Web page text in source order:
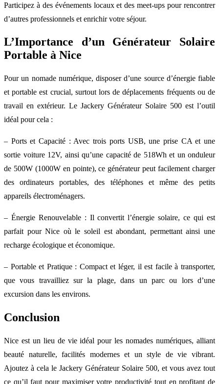
Participez à des événements locaux et des meet-ups pour rencontrer
d’autres professionnels et enrichir votre séjour.
L’Importance d’un Générateur Solaire
Portable à Nice
Pour un nomade numérique, disposer d’une source d’énergie fiable
et portable est crucial, surtout lors de déplacements fréquents ou de
travail en extérieur. Le Jackery Générateur Solaire 500 est l’outil
idéal pour cela :
– Ports et Capacité : Avec trois ports USB, une prise CA et une
sortie voiture 12V, ainsi qu’une capacité de 518Wh et un onduleur
de 500W (1000W en pointe), ce générateur peut facilement charger
des ordinateurs portables, des téléphones et même des petits
appareils électroménagers.
– Énergie Renouvelable : Il convertit l’énergie solaire, ce qui est
parfait pour Nice où le soleil est abondant, permettant ainsi une
recharge écologique et économique.
– Portable et Pratique : Compact et léger, il est facile à transporter,
que vous travailliez sur la plage, dans un parc ou lors d’une
excursion dans les environs.
Conclusion
Nice est un lieu de vie idéal pour les nomades numériques, alliant
beauté naturelle, facilités modernes et un style de vie vibrant.
Ajoutez à cela le Jackery Générateur Solaire 500, et vous avez tout
ce qu’il faut pour maximiser votre productivité tout en profitant de